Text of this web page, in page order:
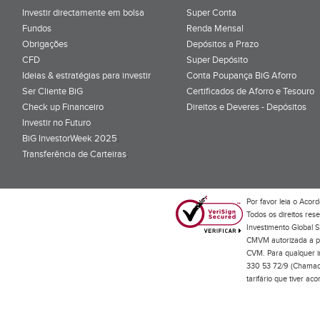
Investir directamente em bolsa
Fundos
Obrigações
CFD
Ideias & estratégias para investir
Ser Cliente BiG
Check up Financeiro
Investir no Futuro
BiG InvestorWeek 2025;
Transferência de Carteiras;
Super Conta
Renda Mensal
Depósitos a Prazo
Super Depósito
Conta Poupança BiG Aforro
Certificados de Aforro e Tesouro
Direitos e Deveres - Depósitos
Por favor leia o
Todos os direitos
Investimento Global
CMVM autorizada a
CVM. Para qualquer
330 53 72/9
tarifário que tiver